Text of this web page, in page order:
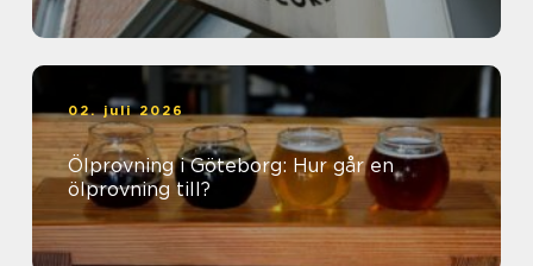
02. juli 2026
Ölprovning i Göteborg: Hur går en
ölprovning till?